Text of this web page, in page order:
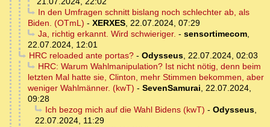
In den Umfragen schnitt bislang noch schlechter ab, als
Biden. (OTmL) - XERXES, 22.07.2024, 07:29
Ja, richtig erkannt. Wird schwieriger. - sensortimecom,
22.07.2024, 12:01
HRC reloaded ante portas?- Odysseus, 22.07.2024, 02:03
HRC: Warum Wahlmanipulation? Ist nicht nötig, denn beim
letzten Mal hatte sie, Clinton, mehr Stimmen bekommen, aber
weniger Wahlmänner. (kwT) - SevenSamurai, 22.07.2024,
09:28
Ich bezog mich auf die Wahl Bidens (kwT) - Odysseus,
22.07.2024, 11:29